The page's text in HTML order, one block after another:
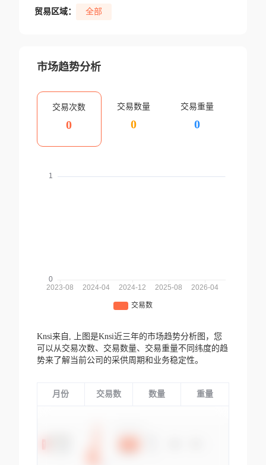
贸易区域： 全部
市场趋势分析
交易次数
0
交易数量
0
交易重量
0
Knsi来自,
上图是Knsi近三年的市场趋势分析图，您
可以从交易次数、交易数量、交易重量不同纬度的趋
势来了解当前公司的采供周期和业务稳定性。
月份 交易数 数量 重量